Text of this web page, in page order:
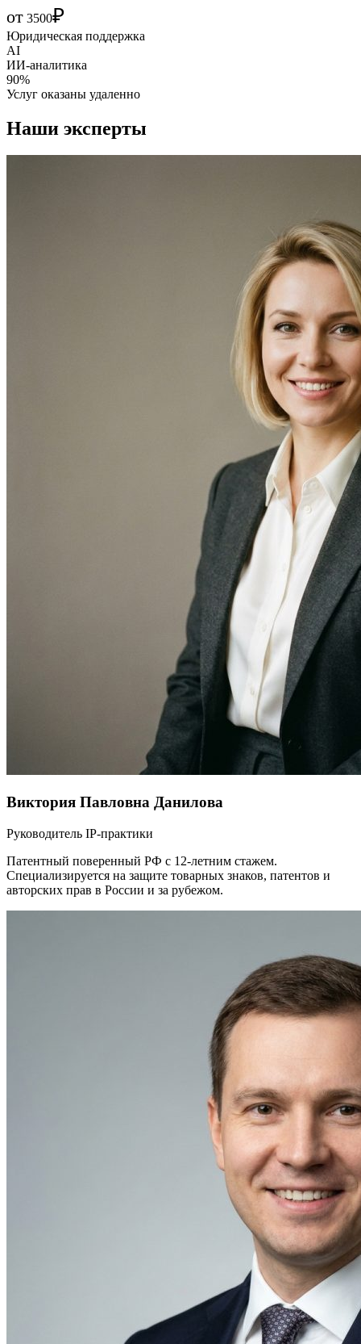
от 3500₽
Юридическая поддержка
AI
ИИ-аналитика
90%
Услуг оказаны удаленно
Наши эксперты
Виктория Павловна Данилова
Руководитель IP-практики
Патентный поверенный РФ с 12-летним стажем.
Специализируется на защите товарных знаков, патентов и
авторских прав в России и за рубежом.